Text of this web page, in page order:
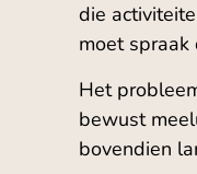
die
moet
Het
bewust
bovendien